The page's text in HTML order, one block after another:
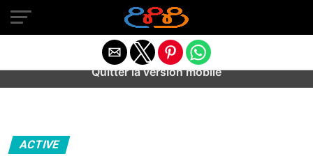
Warning
: preg_match(): Unknown modifier '/' in
/home/u589487443/domains/aideanxietestress.fr/
content/plugins/idev-post-views/includes/class-bots.php
ACTIVE
Quitter la version mobile